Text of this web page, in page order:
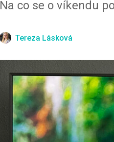
Na co se o víkendu
Tereza Lásková